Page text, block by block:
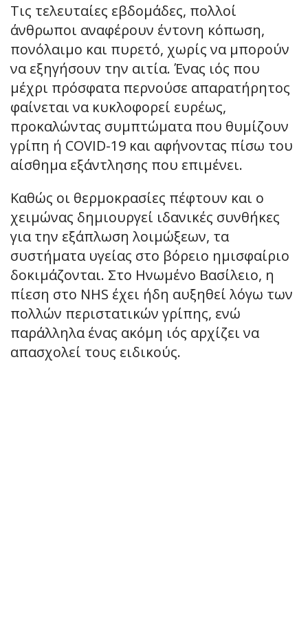
Τις τελευταίες εβδομάδες, πολλοί
άνθρωποι αναφέρουν έντονη κόπωση,
πονόλαιμο και πυρετό, χωρίς να μπορούν
να εξηγήσουν την αιτία. Ένας ιός που
μέχρι πρόσφατα περνούσε απαρατήρητος
φαίνεται να κυκλοφορεί ευρέως,
προκαλώντας συμπτώματα που θυμίζουν
γρίπη ή COVID-19 και αφήνοντας πίσω του
αίσθημα εξάντλησης που επιμένει.
Καθώς οι θερμοκρασίες πέφτουν και ο
χειμώνας δημιουργεί ιδανικές συνθήκες
για την εξάπλωση λοιμώξεων, τα
συστήματα υγείας στο βόρειο ημισφαίριο
δοκιμάζονται. Στο Ηνωμένο Βασίλειο, η
πίεση στο NHS έχει ήδη αυξηθεί λόγω των
πολλών περιστατικών γρίπης, ενώ
παράλληλα ένας ακόμη ιός αρχίζει να
απασχολεί τους ειδικούς.